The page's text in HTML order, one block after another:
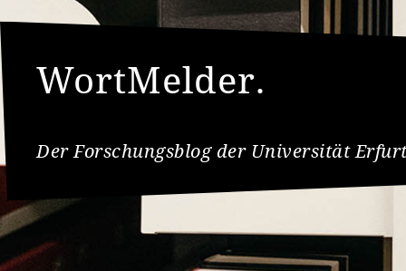
WortMelder.
Der Forschungsblog der Universität